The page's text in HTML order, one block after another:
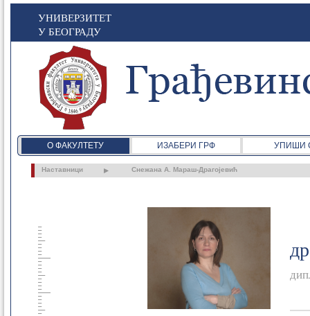
УНИВЕРЗИТЕТ
У БЕОГРАДУ
О ФАКУЛТЕТУ ИЗАБЕРИ ГРФ УПИШИ
Наставници Снежана А. Мараш-Драгојевић